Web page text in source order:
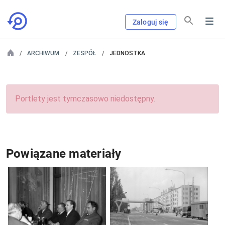
Zaloguj się
ARCHIWUM ZESPÓŁ JEDNOSTKA
Portlety jest tymczasowo niedostępny.
Powiązane materiały